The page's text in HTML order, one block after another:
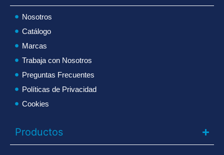
Nosotros
Catálogo
Marcas
Trabaja con Nosotros
Preguntas Frecuentes
Políticas de Privacidad
Cookies
Productos